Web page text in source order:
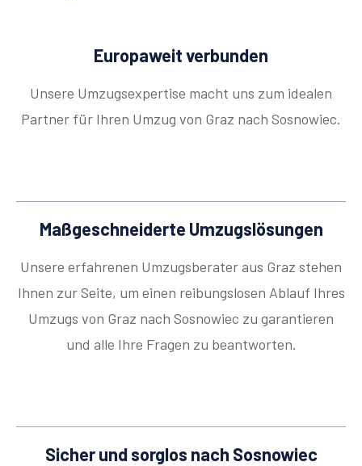
Europaweit verbunden
Unsere Umzugsexpertise macht uns zum idealen
Partner für Ihren Umzug von Graz nach Sosnowiec.
Maßgeschneiderte Umzugslösungen
Unsere erfahrenen Umzugsberater aus Graz stehen
Ihnen zur Seite, um einen reibungslosen Ablauf Ihres
Umzugs von Graz nach Sosnowiec zu garantieren
und alle Ihre Fragen zu beantworten.
Sicher und sorglos nach Sosnowiec